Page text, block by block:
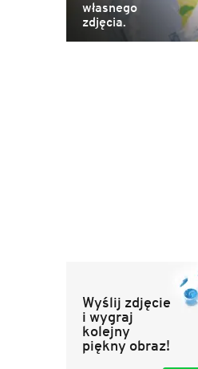
własnego
zdjęcia.
Wyślij zdjęcie
i wygraj
kolejny
piękny obraz!